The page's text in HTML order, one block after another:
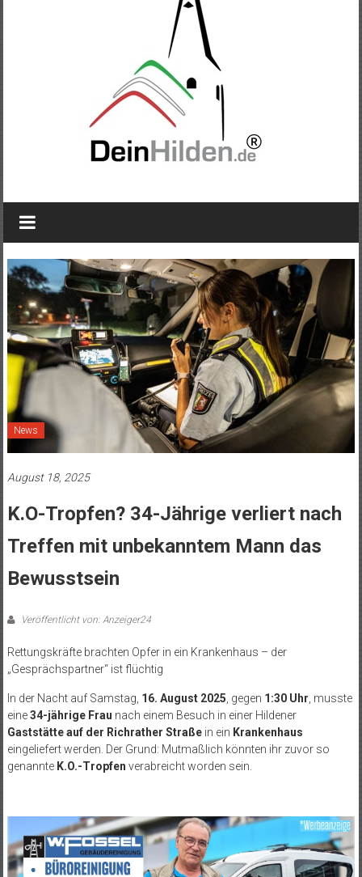
News
August 18, 2025
K.O-Tropfen? 34-Jährige verliert nach
Treffen mit unbekanntem Mann das
Bewusstsein
Veröffentlicht von: Anzeiger24
Rettungskräfte brachten Opfer in ein Krankenhaus – der
„Gesprächspartner“ ist flüchtig
In der Nacht auf Samstag, 16. August 2025, gegen 1:30 Uhr, musste
eine34-jährige Frau nach einem Besuch in einer Hildener
Gaststätte auf der Richrather Straßein ein Krankenhaus
eingeliefert werden. Der Grund: Mutmaßlich könnten ihr zuvor so
genannte K.O.-Tropfen verabreicht worden sein.